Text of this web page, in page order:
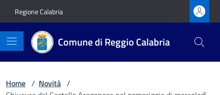
Regione Calabria
Comune di Reggio Calabria
Home / Novità /